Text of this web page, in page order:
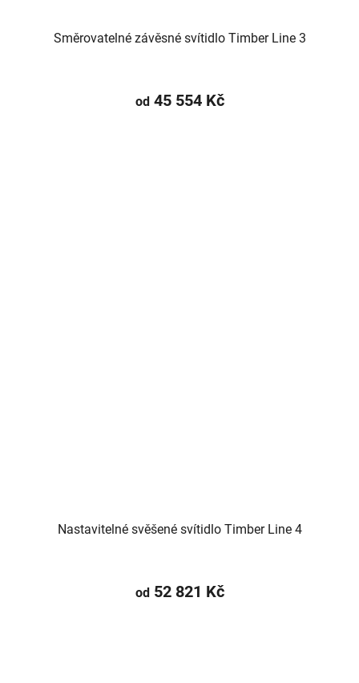
Směrovatelné závěsné svítidlo Timber Line 3
od45 554 Kč
Nastavitelné svěšené svítidlo Timber Line 4
od52 821 Kč